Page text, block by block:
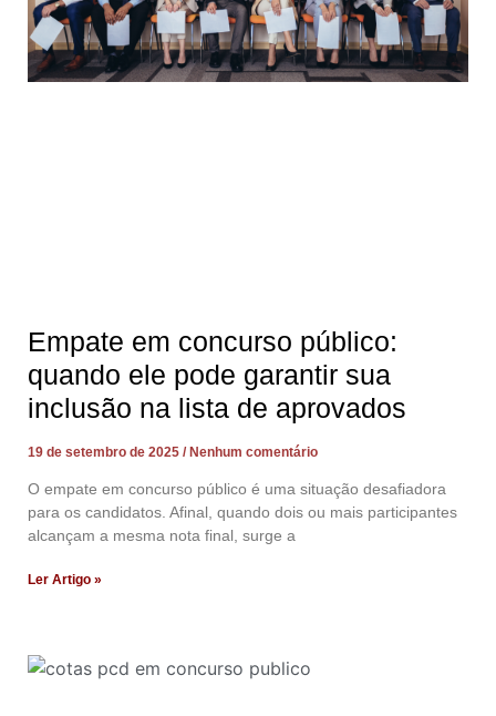
Empate em concurso público:
quando ele pode garantir sua
inclusão na lista de aprovados
19 de setembro de 2025 Nenhum comentário
O empate em concurso público é uma situação desafiadora
para os candidatos. Afinal, quando dois ou mais participantes
alcançam a mesma nota final, surge a
Ler Artigo »